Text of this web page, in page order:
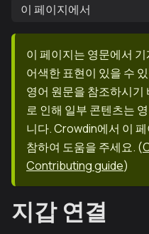
이 페이지에서
이 페이지는 영문에서
어색한 표현이 있을 수
영어 원문을 참조하시기
로 인해 일부 콘텐츠는
니다. Crowdin에서 이
참하여 도움을 주세요. (
Contributing guide)
지갑 연결